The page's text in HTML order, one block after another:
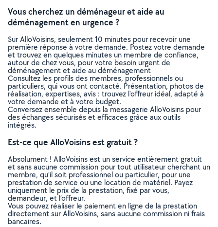
Vous cherchez un déménageur et aide au
déménagement en urgence ?
Sur AlloVoisins, seulement 10 minutes pour recevoir une
première réponse à votre demande. Postez votre demande
et trouvez en quelques minutes un membre de confiance,
autour de chez vous, pour votre besoin urgent de
déménagement et aide au déménagement
Consultez les profils des membres, professionnels ou
particuliers, qui vous ont contacté. Présentation, photos de
réalisation, expertises, avis : trouvez l'offreur idéal, adapté à
votre demande et à votre budget.
Conversez ensemble depuis la messagerie AlloVoisins pour
des échanges sécurisés et efficaces grâce aux outils
intégrés.
Est-ce que AlloVoisins est gratuit ?
Absolument ! AlloVoisins est un service entièrement gratuit
et sans aucune commission pour tout utilisateur cherchant un
membre, qu’il soit professionnel ou particulier, pour une
prestation de service ou une location de matériel. Payez
uniquement le prix de la prestation, fixé par vous,
demandeur, et l’offreur.
Vous pouvez réaliser le paiement en ligne de la prestation
directement sur AlloVoisins, sans aucune commission ni frais
bancaires.